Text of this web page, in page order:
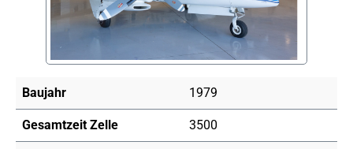
Baujahr 1979
Gesamtzeit Zelle 3500